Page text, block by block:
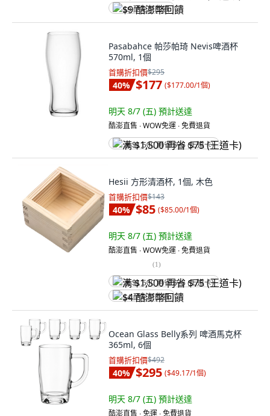
$9 酷澎幣回饋
Pasabahce 帕莎帕琦 Nevis啤酒杯
570ml, 1個
首購折扣價$295
40% $177 ($177.00/1個)
明天 8/7 (五) 預計送達
酷澎直售 ∙ WOW免運 ∙ 免費退貨
满 $1,500 再省 $75 (王道卡)
Hesii 方形清酒杯, 1個, 木色
首購折扣價$143
40% $85 ($85.00/1個)
明天 8/7 (五) 預計送達
酷澎直售 ∙ WOW免運 ∙ 免費退貨
(1)
满 $1,500 再省 $75 (王道卡)
$4 酷澎幣回饋
Ocean Glass Belly系列 啤酒馬克杯
365ml, 6個
首購折扣價$492
40% $295 ($49.17/1個)
明天 8/7 (五) 預計送達
酷澎直售 ∙ 免運 ∙ 免費退貨